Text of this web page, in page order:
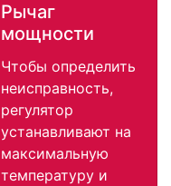
Рычаг
мощности
Чтобы определить
неисправность,
регулятор
устанавливают на
максимальную
температуру и